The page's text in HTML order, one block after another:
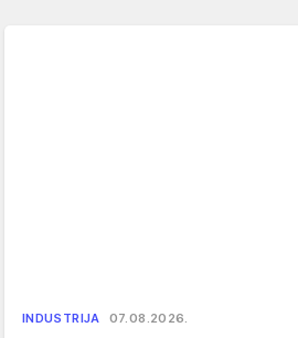
INDUSTRIJA 07.08.2026.